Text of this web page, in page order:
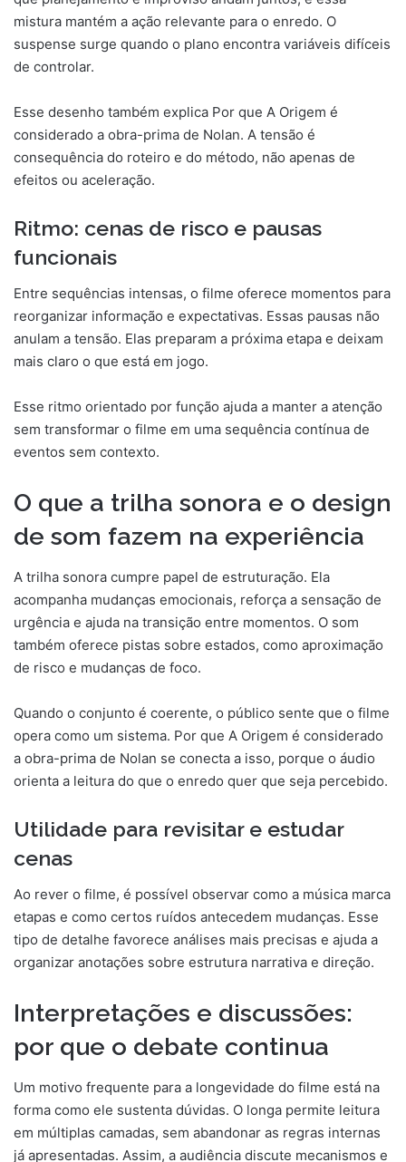
mistura mantém a ação relevante para o enredo. O
suspense surge quando o plano encontra variáveis difíceis
de controlar.
Esse desenho também explica Por que A Origem é
considerado a obra-prima de Nolan. A tensão é
consequência do roteiro e do método, não apenas de
efeitos ou aceleração.
Ritmo: cenas de risco e pausas
funcionais
Entre sequências intensas, o filme oferece momentos para
reorganizar informação e expectativas. Essas pausas não
anulam a tensão. Elas preparam a próxima etapa e deixam
mais claro o que está em jogo.
Esse ritmo orientado por função ajuda a manter a atenção
sem transformar o filme em uma sequência contínua de
eventos sem contexto.
O que a trilha sonora e o design
de som fazem na experiência
A trilha sonora cumpre papel de estruturação. Ela
acompanha mudanças emocionais, reforça a sensação de
urgência e ajuda na transição entre momentos. O som
também oferece pistas sobre estados, como aproximação
de risco e mudanças de foco.
Quando o conjunto é coerente, o público sente que o filme
opera como um sistema. Por que A Origem é considerado
a obra-prima de Nolan se conecta a isso, porque o áudio
orienta a leitura do que o enredo quer que seja percebido.
Utilidade para revisitar e estudar
cenas
Ao rever o filme, é possível observar como a música marca
etapas e como certos ruídos antecedem mudanças. Esse
tipo de detalhe favorece análises mais precisas e ajuda a
organizar anotações sobre estrutura narrativa e direção.
Interpretações e discussões:
por que o debate continua
Um motivo frequente para a longevidade do filme está na
forma como ele sustenta dúvidas. O longa permite leitura
em múltiplas camadas, sem abandonar as regras internas
já apresentadas. Assim, a audiência discute mecanismos e